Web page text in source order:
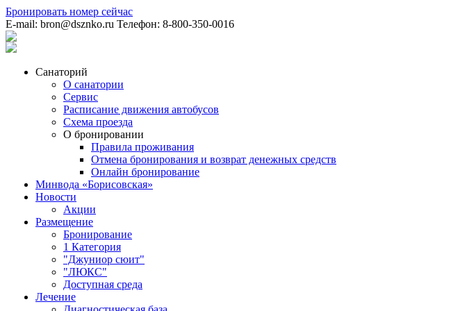
Бронировать номер сейчас
E-mail: bron@dsznko.ru Телефон: 8-800-350-0016
Санаторий
О санатории
Сервис
Расписание движения автобусов
Схема проезда
О бронировании
Правила проживания
Отмена бронирования и возврат денежных средств
Онлайн бронирование
Минвода «Борисовская»
Новости
Акции
Размещение
Бронирование
1 Категория
"Джуниор сюит"
"ЛЮКС"
Доступная среда
Лечение